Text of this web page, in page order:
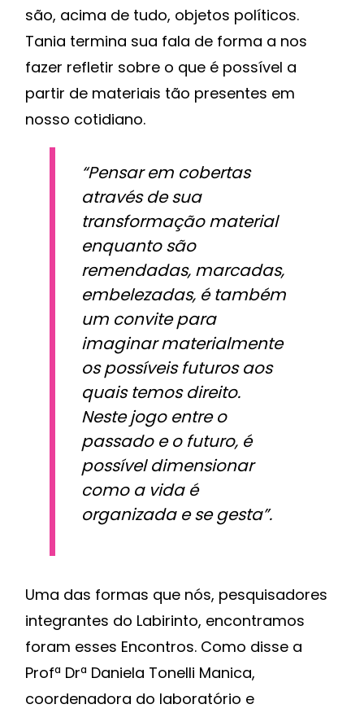
são, acima de tudo, objetos políticos.
Tania termina sua fala de forma a nos
fazer refletir sobre o que é possível a
partir de materiais tão presentes em
nosso cotidiano.
“Pensar em cobertas
através de sua
transformação material
enquanto são
remendadas, marcadas,
embelezadas, é também
um convite para
imaginar materialmente
os possíveis futuros aos
quais temos direito.
Neste jogo entre o
passado e o futuro, é
possível dimensionar
como a vida é
organizada e se gesta”.
Uma das formas que nós, pesquisadores
integrantes do Labirinto, encontramos
foram esses Encontros. Como disse a
Profª Drª Daniela Tonelli Manica,
coordenadora do laboratório e